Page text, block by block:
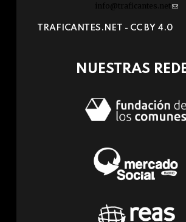
info@traficantes.net (link
e-
TRAFICANTES.NET - CC BY 4.0
NUESTRAS